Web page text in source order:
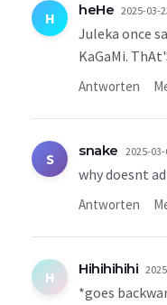
H heHe 2025-03-
Juleka once
KaGaMi.
Antworten
S snake 2025-03-
why doesnt
Antworten
H Hihihihihi
*goes